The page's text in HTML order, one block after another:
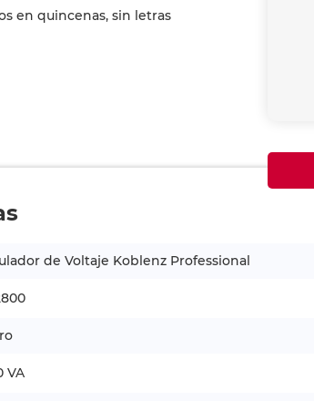
de Voltaje Koblenz Professional
VA